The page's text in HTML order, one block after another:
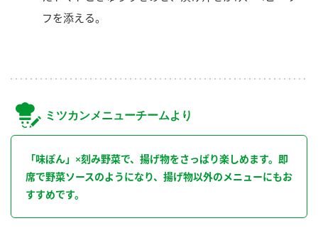
フを添える。
ミツカンメニューチームより
「味ぽん」×刻み野菜で、揚げ物をさっぱり楽しめます。即
席で野菜ソースのようになり、揚げ物以外のメニューにもお
すすめです。